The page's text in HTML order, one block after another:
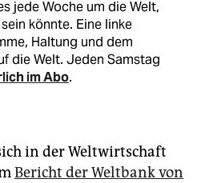
jede Woche um die Welt,
könnte. Eine linke
Haltung und dem
die Welt. Jeden Samstag
im Abo.
in der Weltwirtschaft
Bericht der Weltbank von